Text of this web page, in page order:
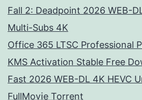
Fall 2: Deadpoint 2026 WEB-
Multi-Subs 4K
Office 365 LTSC Professional
KMS Activation Stable Frее
Fast 2026 WEB-DL 4K HEVC
FullMov𝗂e Torrent